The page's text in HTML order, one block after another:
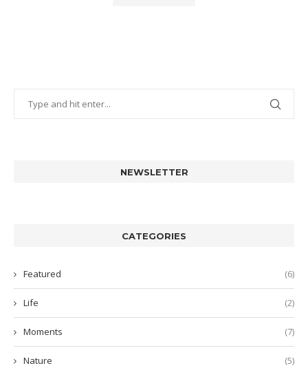
NEWSLETTER
CATEGORIES
Featured (6)
Life (2)
Moments (7)
Nature (5)